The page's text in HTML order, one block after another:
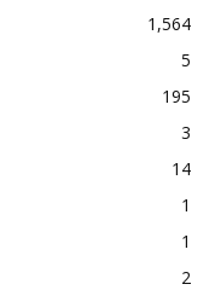
1,564
5
195
3
14
1
1
2